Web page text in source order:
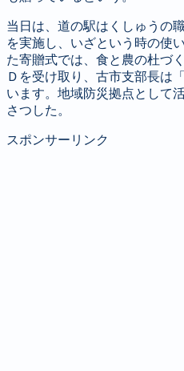
当日は、道の駅はくしゅうの
を実施し、いざという時の使
た寄贈式では、食と農の杜づ
Ｄを受け取り、古市支部長は
います。地域防災拠点として
さつした。
スポンサーリンク